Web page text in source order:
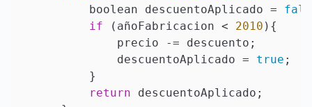
        boolean descuentoAplicado =
if (añoFabricacion < 2010 ){
            precio -= descuento;
            descuentoAplicado =
true ;
        }
return descuentoAplicado;